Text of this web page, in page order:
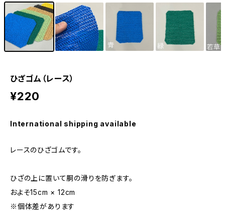
ひざゴム（レース）
¥220
International shipping available
レースのひざゴムです。
ひざの上に置いて胴の滑りを防ぎます。
およそ15cm × 12cm
※個体差があります